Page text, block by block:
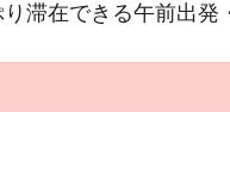
滞在できる午前出発